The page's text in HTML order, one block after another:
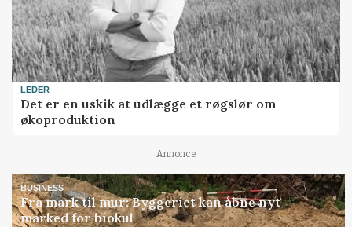
LEDER
Det er en uskik at udlægge et røgslør om
økoproduktion
Annonce
BUSINESS
Fra mark til mur: Byggeriet kan åbne nyt
marked for biokul